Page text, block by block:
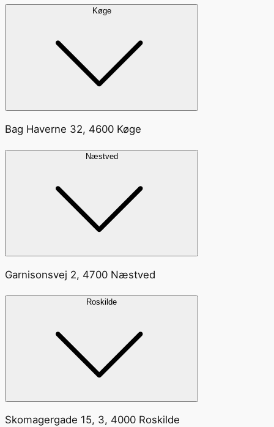
Køge
Bag Haverne 32, 4600 Køge
Næstved
Garnisonsvej 2, 4700 Næstved
Roskilde
Skomagergade 15, 3, 4000 Roskilde